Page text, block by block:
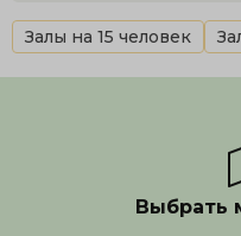
Новогодний
Залы на 15 человек
Выбрать